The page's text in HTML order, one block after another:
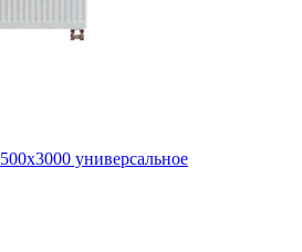
универсальное